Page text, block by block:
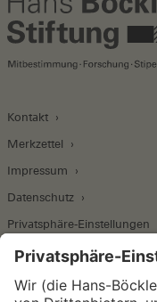
Kontakt
Merkzettel
Impressum
Datenschutz
Privatsphäre-Einstellungen